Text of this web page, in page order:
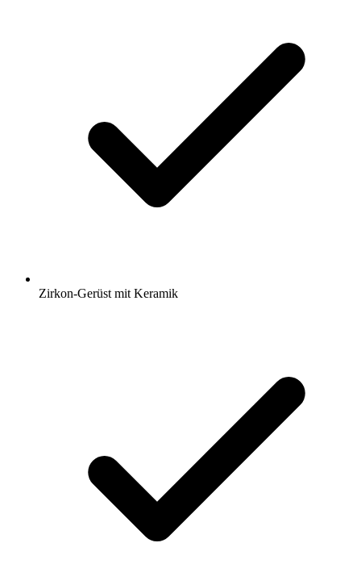
Zirkon-Gerüst mit Keramik